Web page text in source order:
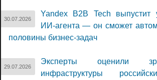
30.07.2026
Yandex B2B Tech выпустит
ИИ-агента — он сможет
половины бизнес-задач
29.07.2026
Эксперты оценили
инфраструктуры